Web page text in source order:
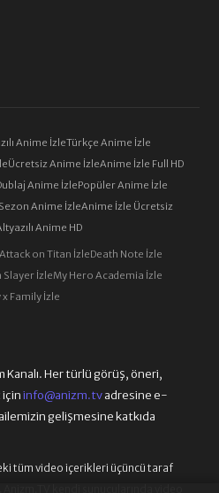
Her türlü görüş, öneri,
içininfo@anizm.tvadresine e-
gelişmesine katkıda
tüm video içerikleri üçüncü taraf
Anime İzleTürkçe Anime İzle
Ücretsiz Anime İzleAnime İzle Full HD
Anime İzlePopüler Anime İzle
Anime İzleAnime İzle Ücretsiz
Anime HD
Attack on Titan İzleDeath Note İzle
Slayer İzleMy Hero Academia İzle
x Family İzle